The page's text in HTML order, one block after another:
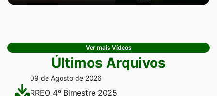
Ver mais Vídeos
Últimos Arquivos
09 de Agosto de 2026
RREO 4º Bimestre 2025